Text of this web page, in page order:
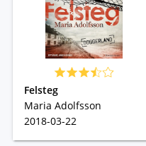
Felsteg
Maria Adolfsson
2018-03-22